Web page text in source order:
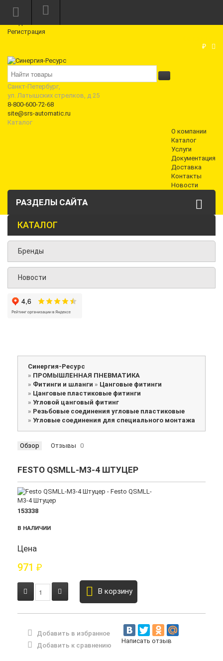
Режим работы: Пн—Пт: 10:00—18:00
Регистрация
₽
Санкт-Петербург,
ул. Латышских стрелков, д 25
8-800-600-72-68
site@srs-automatic.ru
Каталог
О компании
Каталог
Услуги
Документация
Доставка
Контакты
Новости
РАЗДЕЛЫ САЙТА
КАТАЛОГ
Бренды
Новости
Синергия-Ресурс
» ПРОМЫШЛЕННАЯ ПНЕВМАТИКА
» Фитинги и шланги » Цанговые фитинги
» Цанговые пластиковые фитинги
» Угловой цанговый фитинг
» Резьбовые соединения угловые пластиковые
» Угловые соединения для специального монтажа
Обзор Отзывы 0
FESTO QSMLL-M3-4 ШТУЦЕР
153338
В НАЛИЧИИ
Цена
971 ₽
В корзину
Добавить в избранное
Добавить к сравнению
Написать отзыв